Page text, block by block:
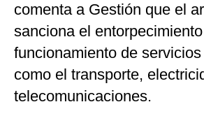
comenta a Gestión que el
sanciona el
funcionamiento de
como el transporte,
telecomunicaciones.